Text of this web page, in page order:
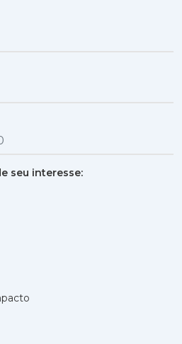
seu interesse: